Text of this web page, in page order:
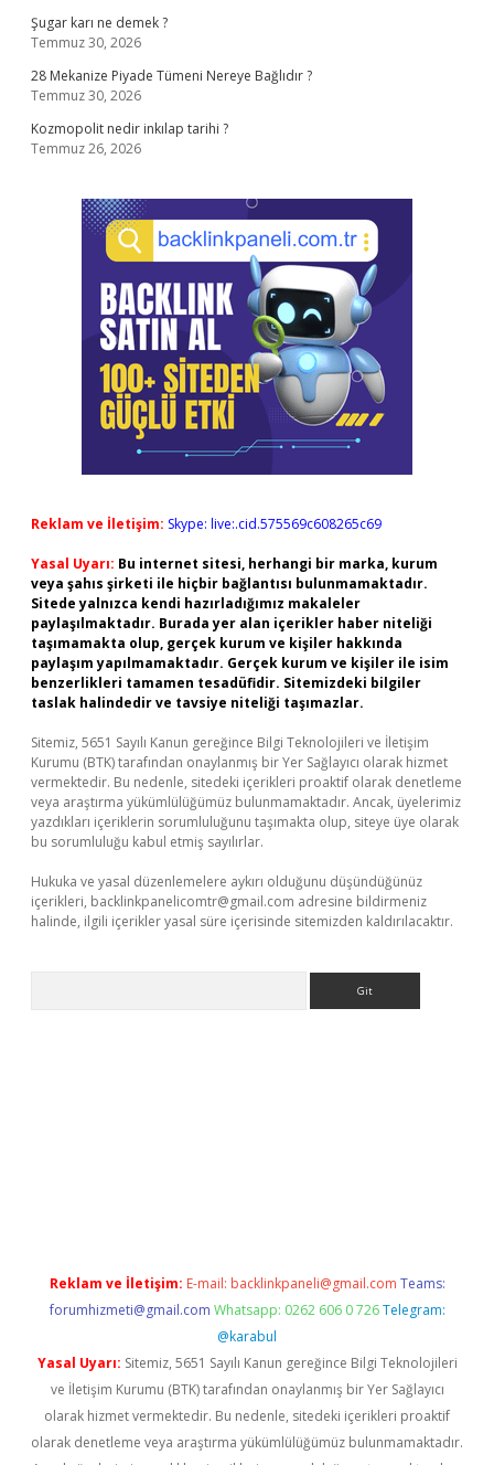
Şugar karı ne demek ?
Temmuz 30, 2026
28 Mekanize Piyade Tümeni Nereye Bağlıdır ?
Temmuz 30, 2026
Kozmopolit nedir inkılap tarihi ?
Temmuz 26, 2026
Reklam ve İletişim: Skype: live:.cid.575569c608265c69
Yasal Uyarı: Bu internet sitesi, herhangi bir marka, kurum
veya şahıs şirketi ile hiçbir bağlantısı bulunmamaktadır.
Sitede yalnızca kendi hazırladığımız makaleler
paylaşılmaktadır. Burada yer alan içerikler haber niteliği
taşımamakta olup, gerçek kurum ve kişiler hakkında
paylaşım yapılmamaktadır. Gerçek kurum ve kişiler ile isim
benzerlikleri tamamen tesadüfidir. Sitemizdeki bilgiler
taslak halindedir ve tavsiye niteliği taşımazlar.
Sitemiz, 5651 Sayılı Kanun gereğince Bilgi Teknolojileri ve İletişim
Kurumu (BTK) tarafından onaylanmış bir Yer Sağlayıcı olarak hizmet
vermektedir. Bu nedenle, sitedeki içerikleri proaktif olarak denetleme
veya araştırma yükümlülüğümüz bulunmamaktadır. Ancak, üyelerimiz
yazdıkları içeriklerin sorumluluğunu taşımakta olup, siteye üye olarak
bu sorumluluğu kabul etmiş sayılırlar.
Hukuka ve yasal düzenlemelere aykırı olduğunu düşündüğünüz
içerikleri, backlinkpanelicomtr@gmail.com adresine bildirmeniz
halinde, ilgili içerikler yasal süre içerisinde sitemizden kaldırılacaktır.
Reklam ve İletişim: E-mail: backlinkpaneli@gmail.com Teams:
forumhizmeti@gmail.com Whatsapp: 0262 606 0 726 Telegram:
@karabul
Yasal Uyarı: Sitemiz, 5651 Sayılı Kanun gereğince Bilgi Teknolojileri
ve İletişim Kurumu (BTK) tarafından onaylanmış bir Yer Sağlayıcı
olarak hizmet vermektedir. Bu nedenle, sitedeki içerikleri proaktif
olarak denetleme veya araştırma yükümlülüğümüz bulunmamaktadır.